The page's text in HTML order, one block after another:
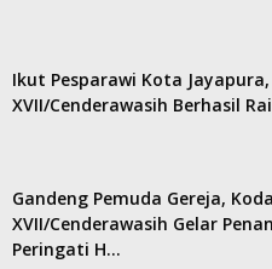
Ikut Pesparawi Kota
XVII/Cenderawasih Berhasil
Gandeng Pemuda Gereja,
XVII/Cenderawasih Gelar
Peringati H…